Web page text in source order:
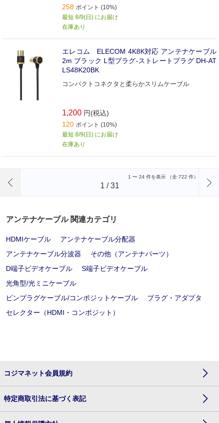
258 ポイント (10%)
最短 8/9(日) にお届け
在庫あり
エレコム ELECOM 4K8K対応 アンテナケーブル
2m ブラック L型プラグ-ストレートプラグ DH-AT
LS48K20BK
コンパクトコネクタと柔らかスリムケーブル
1,200 円(税込)
120 ポイント (10%)
最短 8/9(日) にお届け
在庫あり
1 〜 24 件を表示 （全 722 件）
1 /31
アンテナケーブル 関連カテゴリ
HDMIケーブル
アンテナケーブル分配器
アンテナケーブル分波器
その他（アンテナパーツ）
D端子ビデオケーブル
S端子ビデオケーブル
光角型/光ミニケーブル
ピンプラグケーブル/コンポジットケーブル
プラグ・アダプタ
セレクター（HDMI・コンポジット）
コジマネット会員規約
特定商取引法に基づく表記